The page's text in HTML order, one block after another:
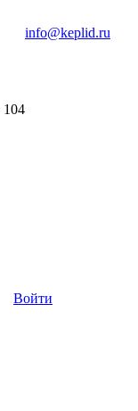
104
info@keplid.ru
Войти